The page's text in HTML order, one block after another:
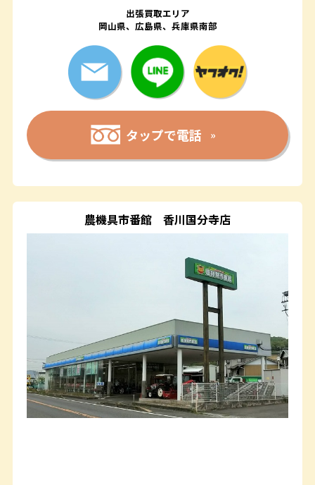
出張買取エリア
岡山県、広島県、兵庫県南部
タップで電話
農機具市番館 香川国分寺店